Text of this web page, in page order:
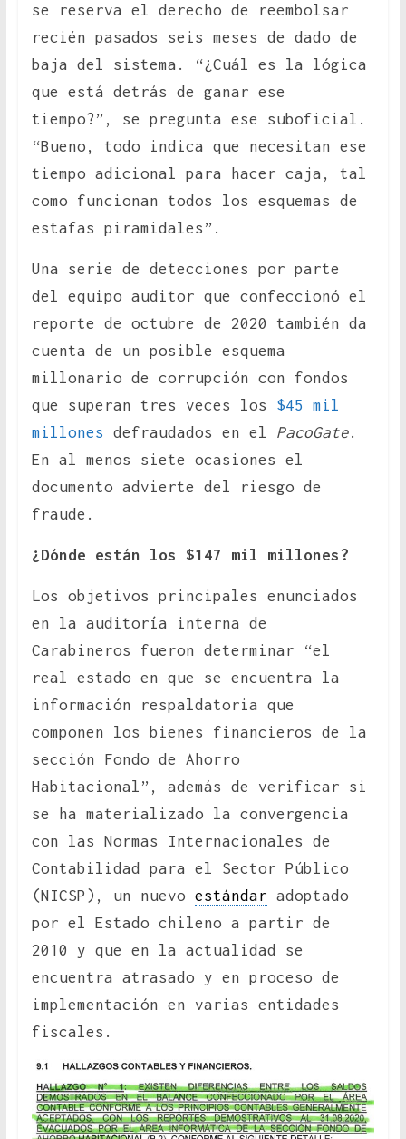
se reserva el derecho de reembolsar
recién pasados seis meses de dado de
baja del sistema. “¿Cuál es la lógica
que está detrás de ganar ese
tiempo?”, se pregunta ese suboficial.
“Bueno, todo indica que necesitan ese
tiempo adicional para hacer caja, tal
como funcionan todos los esquemas de
estafas piramidales”.
Una serie de detecciones por parte
del equipo auditor que confeccionó el
reporte de octubre de 2020 también da
cuenta de un posible esquema
millonario de corrupción con fondos
que superan tres veces los $45 mil
millones defraudados en el PacoGate.
En al menos siete ocasiones el
documento advierte del riesgo de
fraude.
¿Dónde están los $147 mil millones?
Los objetivos principales enunciados
en la auditoría interna de
Carabineros fueron determinar “el
real estado en que se encuentra la
información respaldatoria que
componen los bienes financieros de la
sección Fondo de Ahorro
Habitacional”, además de verificar si
se ha materializado la convergencia
con las Normas Internacionales de
Contabilidad para el Sector Público
(NICSP), un nuevo estándar adoptado
por el Estado chileno a partir de
2010 y que en la actualidad se
encuentra atrasado y en proceso de
implementación en varias entidades
fiscales.